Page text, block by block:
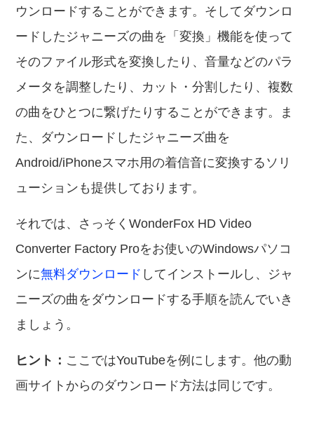
ウンロードすることができます。そしてダウンロ
ードしたジャニーズの曲を「変換」機能を使って
そのファイル形式を変換したり、音量などのパラ
メータを調整したり、カット・分割したり、複数
の曲をひとつに繋げたりすることができます。ま
た、ダウンロードしたジャニーズ曲を
Android/iPhoneスマホ用の着信音に変換するソリ
ューションも提供しております。
それでは、さっそくWonderFox HD Video
Converter Factory Proをお使いのWindowsパソコ
ンに無料ダウンロード してインストールし、ジャ
ニーズの曲をダウンロードする手順を読んでいき
ましょう。
ヒント： ここではYouTubeを例にします。他の動
画サイトからのダウンロード方法は同じです。